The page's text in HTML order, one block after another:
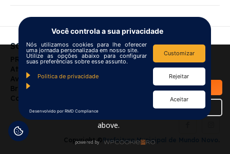
We use cookiesto improve your
provide additional functionality.
you consent to the statement
above.
OK
Details
powered by WPCookiePro
SOBRE NÓS
PREFEITURA MUNICIPAL DE MUNDO NOVO
Atendimento das 7:00 às 13:00
Av Campo Grande, 200 - Centro Mundo Novo - MS -
Brasil
Contato: gabinete@mundonovo.ms.gov.br
Copyright © Prefeitura Municipal de Mundo Novo
Você controla a sua privacidade
Nós utilizamos cookies para lhe oferecer
uma jornada personalizada em nosso site.
Utilize as opções abaixo para configurar
suas preferências sobre esse assunto.
Politica de privacidade
Customizar
Rejeitar
Aceitar
Desenvolvido por RMD Compliance